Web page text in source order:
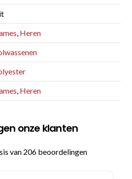
, Heren
, Heren
onze klanten
van 206 beoordelingen